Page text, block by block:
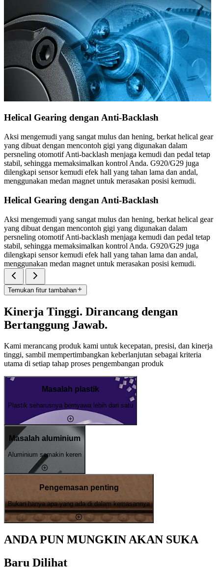
Helical Gearing dengan Anti-Backlash
Aksi mengemudi yang sangat mulus dan hening, berkat helical gear
yang dibuat dengan mencontoh gigi yang digunakan dalam
persneling otomotif Anti-backlash menjaga kemudi dan pedal tetap
stabil, sehingga memaksimalkan kontrol Anda. G920/G29 juga
dilengkapi sensor kemudi efek hall yang tahan lama dan andal,
menggunakan medan magnet untuk merasakan posisi kemudi.
Helical Gearing dengan Anti-Backlash
Aksi mengemudi yang sangat mulus dan hening, berkat helical gear
yang dibuat dengan mencontoh gigi yang digunakan dalam
persneling otomotif Anti-backlash menjaga kemudi dan pedal tetap
stabil, sehingga memaksimalkan kontrol Anda. G920/G29 juga
dilengkapi sensor kemudi efek hall yang tahan lama dan andal,
menggunakan medan magnet untuk merasakan posisi kemudi.
Temukan fitur tambahan
Kinerja Tinggi. Dirancang dengan
Bertanggung Jawab.
Kami merancang produk kami untuk kecepatan, presisi, dan kinerja
tinggi, sambil mempertimbangkan keberlanjutan sebagai kriteria
utama di setiap tahap proses pengembangan produk
Masalah plastik
Plastik seharusnya bernyawa lebih dari satu
Masalah aluminium
Aluminium semakin keren
Pengemasan penting
Bukan hanya apa yang ada di dalam kemasannya
ANDA PUN MUNGKIN AKAN SUKA
Baru Dilihat